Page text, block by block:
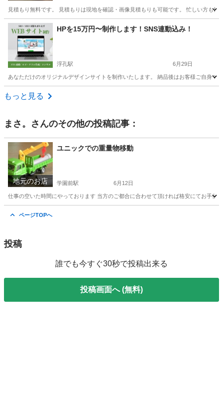
見積もり無料です。 見積もりは現地を確認・画像見積もりも可能です。 忙しい方も
奈良 天理市 便利屋 無料
HPを15万円〜制作します！SNS連動込み！
浮孔駅 6月29日
あなただけのオリジナルデザインサイトを制作いたします。 納品後はお客様ご自身
奈良 大和高田市
もっと見る
まさ。 さんのその他の投稿記事：
地元のお店
ユニックでの重量物移動
学園前駅 6月12日
仕事の空いた時間にやっております 当方のご都合に合わせて頂ければ格安にてお手
ページTOPへ
投稿
誰でも今すぐ30秒で投稿出来る
投稿画面へ (無料)